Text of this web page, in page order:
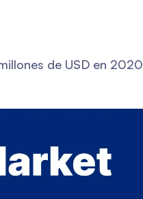
de USD en 2020